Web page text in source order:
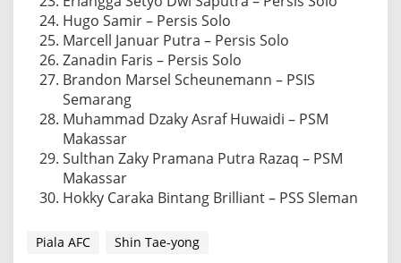
Hugo Samir – Persis Solo
Marcell Januar Putra – Persis Solo
Zanadin Faris – Persis Solo
Brandon Marsel Scheunemann – PSIS
Semarang
Muhammad Dzaky Asraf Huwaidi – PSM
Makassar
Sulthan Zaky Pramana Putra Razaq – PSM
Makassar
Hokky Caraka Bintang Brilliant – PSS Sleman
Piala AFC Shin Tae-yong